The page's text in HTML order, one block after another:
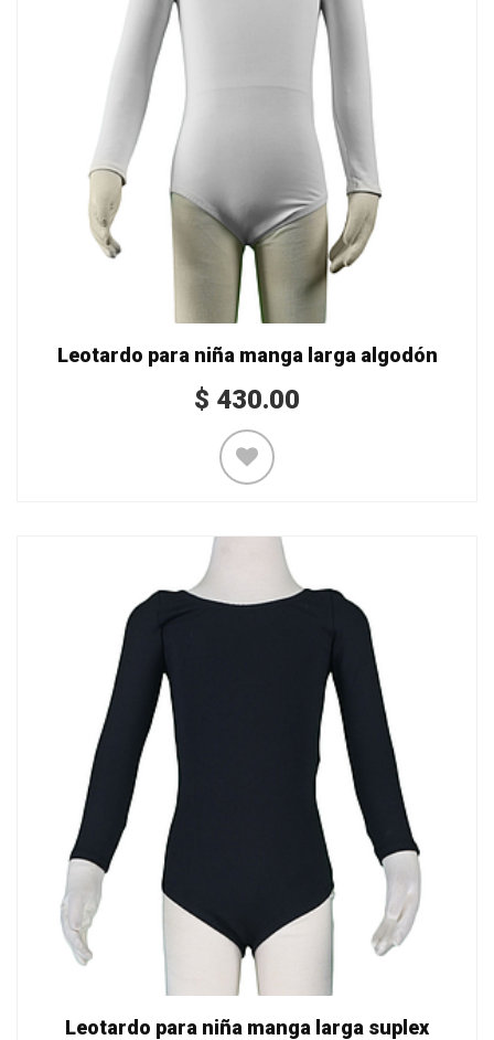
Leotardo para niña manga larga algodón
$ 430.00
Leotardo para niña manga larga suplex